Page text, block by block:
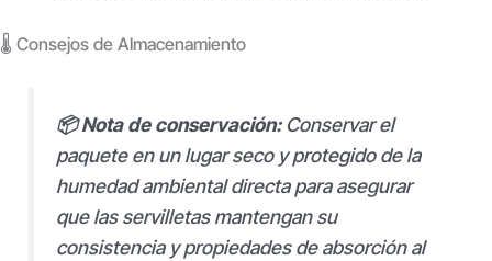
🌡️ Consejos de Almacenamiento
📦 Nota de conservación:Conservar el
paquete en un lugar seco y protegido de la
humedad ambiental directa para asegurar
que las servilletas mantengan su
consistencia y propiedades de absorción al